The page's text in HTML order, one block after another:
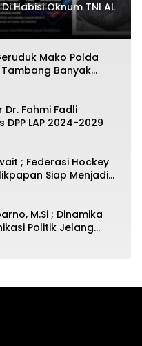
Habisi Oknum TNI AL
Mako Polda
Tambang Banyak
Dr. Fahmi Fadli
DPP LAP 2024-2029
; Federasi Hockey
Siap Menjadi
Kaltim
M.Si ; Dinamika
Politik Jelang